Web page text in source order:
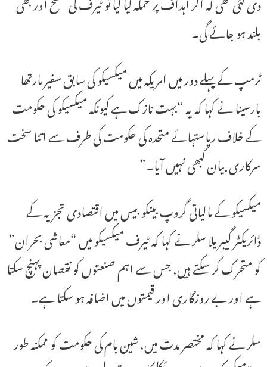
بلند ہو جائے گی۔
ٹرمپ کے پہلے دور میں امریکہ میں میکسیکو کی سابق سفیر مارتھا
بارسینا نے کہا کہ یہ “بہت نازک ہے کیونکہ میکسیکو کی حکومت
کے خلاف ریاستہائے متحدہ کی حکومت کی طرف سے اتنا سخت
سرکاری بیان کبھی نہیں آیا۔”
میکسیکو کے مالیاتی گروپ بینکو بیس میں اقتصادی تجزیہ کے
ڈائریکٹر گیبریلا سلر نے کہا کہ ٹیرف میکسیکو میں “معاشی بحران”
کو متحرک کر سکتے ہیں، جس سے اہم صنعتوں کو نقصان پہنچ سکتا
ہے اور بے روزگاری اور قیمتوں میں اضافہ ہو سکتا ہے۔
سلر نے کہا کہ مختصر مدت میں، شین بام کی حکومت کو ممکنہ طور